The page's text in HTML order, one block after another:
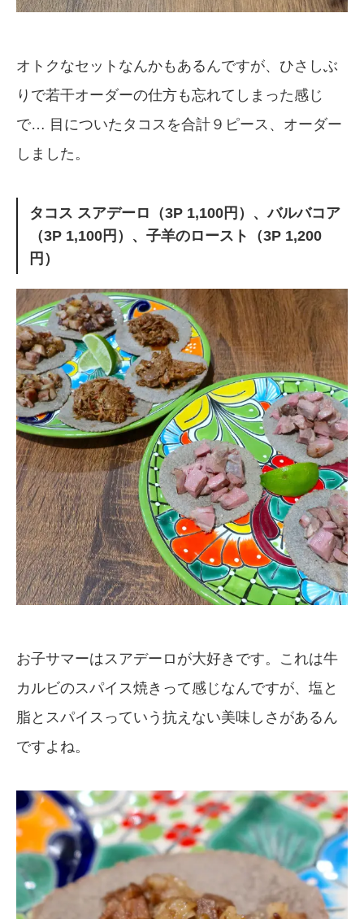
オトクなセットなんかもあるんですが、ひさしぶ
りで若干オーダーの仕方も忘れてしまった感じ
で… 目についたタコスを合計９ピース、オーダー
しました。
タコス スアデーロ（3P 1,100円）、バルバコア
（3P 1,100円）、子羊のロースト（3P 1,200
円）
お子サマーはスアデーロが大好きです。これは牛
カルビのスパイス焼きって感じなんですが、塩と
脂とスパイスっていう抗えない美味しさがあるん
ですよね。